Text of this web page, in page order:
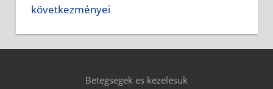
következményei
Betegsegek es kezelesuk